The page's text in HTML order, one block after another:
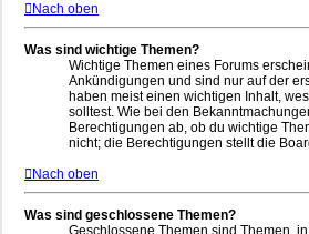
Nach oben
Was sind wichtige Themen?
Wichtige Themen eines Forums
Ankündigungen und sind nur auf der
haben meist einen wichtigen Inhalt,
solltest. Wie bei den
Berechtigungen ab, ob du wichtige
nicht; die Berechtigungen stellt die
Nach oben
Was sind geschlossene Themen?